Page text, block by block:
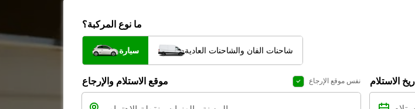
ما نوع المركبة؟
سيارة شاحنات الفان والشاحنات العادية
موقع الاستلام والإرجاع نفس موقع الإرجاع الاستلام